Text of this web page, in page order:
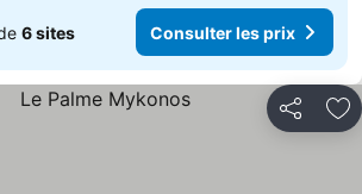
6 sites Consulter les prix
Partager